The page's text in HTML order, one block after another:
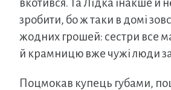
вкотився. Та Лідка інакше й
зробити, бо ж таки в домі
жодних грошей: сестри все
й крамницю вже чужі люди
Поцмокав купець губами,